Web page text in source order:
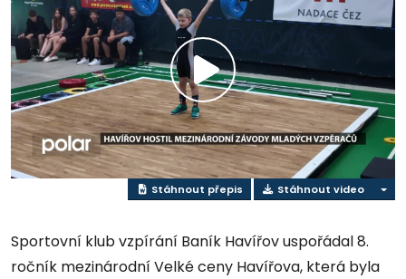
Přehrát
video
Stáhnout přepis Stáhnout video
Sportovní klub vzpírání Baník Havířov uspořádal 8.
ročník mezinárodní Velké ceny Havířova, která byla